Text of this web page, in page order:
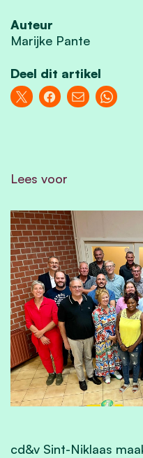
Auteur
Marijke Pante
Deel dit artikel
Lees voor
cd&v Sint-Niklaas